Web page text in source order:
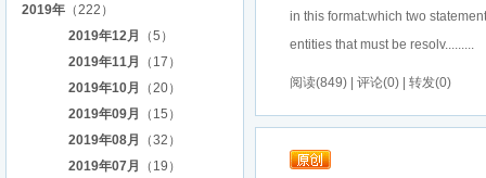
2019年 （222）
2019年12月
（5）
2019年11月
（17）
2019年10月
（20）
2019年09月
（15）
2019年08月
（32）
2019年07月
（19）
in this format:which two
entities that must be resolv.........
阅读(849) | 评论(0) | 转发(0)